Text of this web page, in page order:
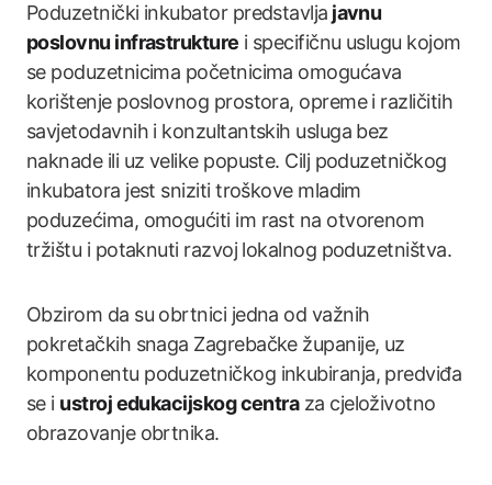
Poduzetnički inkubator predstavlja javnu
poslovnu infrastrukture i specifičnu uslugu kojom
se poduzetnicima početnicima omogućava
korištenje poslovnog prostora, opreme i različitih
savjetodavnih i konzultantskih usluga bez
naknade ili uz velike popuste. Cilj poduzetničkog
inkubatora jest sniziti troškove mladim
poduzećima, omogućiti im rast na otvorenom
tržištu i potaknuti razvoj lokalnog poduzetništva.
Obzirom da su obrtnici jedna od važnih
pokretačkih snaga Zagrebačke županije, uz
komponentu poduzetničkog inkubiranja, predviđa
se i ustroj edukacijskog centraza cjeloživotno
obrazovanje obrtnika.